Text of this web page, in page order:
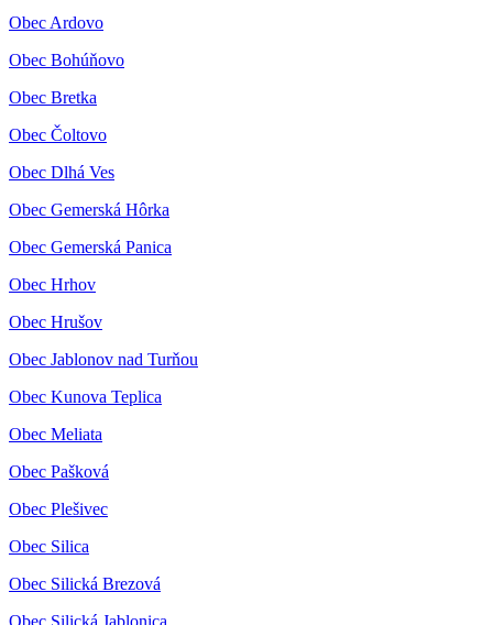
Obec Ardovo
Obec Bohúňovo
Obec Bretka
Obec Čoltovo
Obec Dlhá Ves
Obec Gemerská Hôrka
Obec Gemerská Panica
Obec Hrhov
Obec Hrušov
Obec Jablonov nad Turňou
Obec Kunova Teplica
Obec Meliata
Obec Pašková
Obec Plešivec
Obec Silica
Obec Silická Brezová
Obec Silická Jablonica